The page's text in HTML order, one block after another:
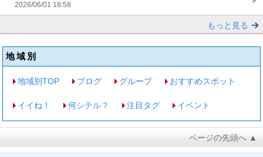
2026/06/01 18:58
もっと見る
地域別
地域別TOP ブログ グループ おすすめスポット
イイね！ 何シテル？ 注目タグ イベント
ページの先頭へ ▲